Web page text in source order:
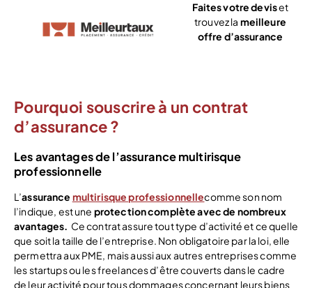
Faites votre deviset
trouvez la meilleure
offre d’assurance
Pourquoi souscrire à un contrat
d’assurance ?
Les avantages de l’assurance multirisque
professionnelle
L’assurance multirisque professionnellecomme son nom
l’indique, est une protection complète avec de nombreux
avantages. Ce contrat assure tout type d’activité et ce quelle
que soit la taille de l’entreprise. Non obligatoire par la loi, elle
permettra aux PME, mais aussi aux autres entreprises comme
les startups ou les freelancesd’être couverts dans le cadre
de leur activité pour tous dommages concernant leurs biens